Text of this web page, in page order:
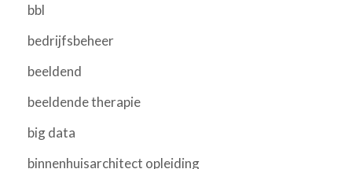
bbl
bedrijfsbeheer
beeldend
beeldende therapie
big data
binnenhuisarchitect opleiding